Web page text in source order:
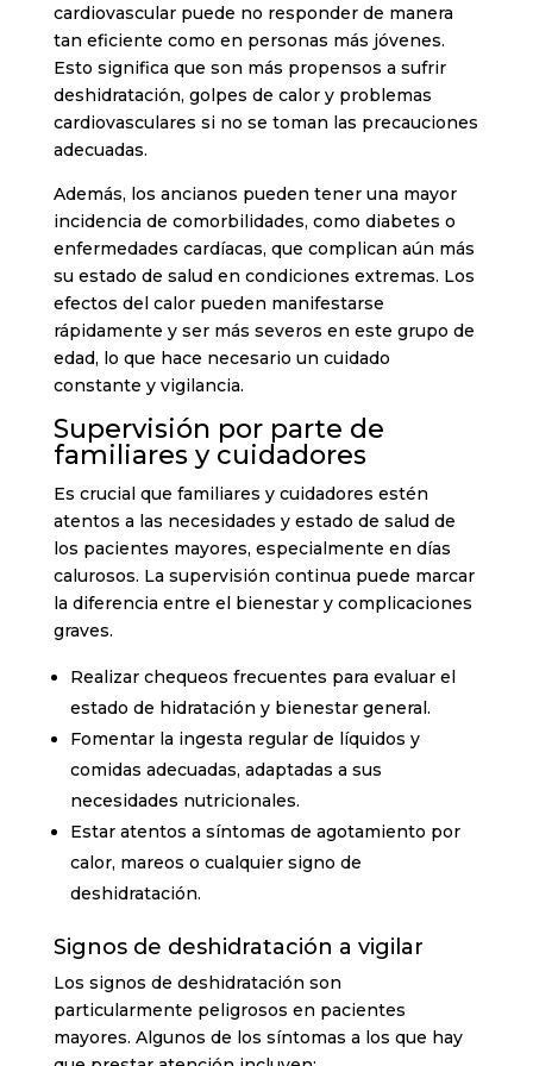
cardiovascular puede no responder de manera
tan eficiente como en personas más jóvenes.
Esto significa que son más propensos a sufrir
deshidratación, golpes de calor y problemas
cardiovasculares si no se toman las precauciones
adecuadas.
Además, los ancianos pueden tener una mayor
incidencia de comorbilidades, como diabetes o
enfermedades cardíacas, que complican aún más
su estado de salud en condiciones extremas. Los
efectos del calor pueden manifestarse
rápidamente y ser más severos en este grupo de
edad, lo que hace necesario un cuidado
constante y vigilancia.
Supervisión por parte de
familiares y cuidadores
Es crucial que familiares y cuidadores estén
atentos a las necesidades y estado de salud de
los pacientes mayores, especialmente en días
calurosos. La supervisión continua puede marcar
la diferencia entre el bienestar y complicaciones
graves.
Realizar chequeos frecuentes para evaluar el
estado de hidratación y bienestar general.
Fomentar la ingesta regular de líquidos y
comidas adecuadas, adaptadas a sus
necesidades nutricionales.
Estar atentos a síntomas de agotamiento por
calor, mareos o cualquier signo de
deshidratación.
Signos de deshidratación a vigilar
Los signos de deshidratación son
particularmente peligrosos en pacientes
mayores. Algunos de los síntomas a los que hay